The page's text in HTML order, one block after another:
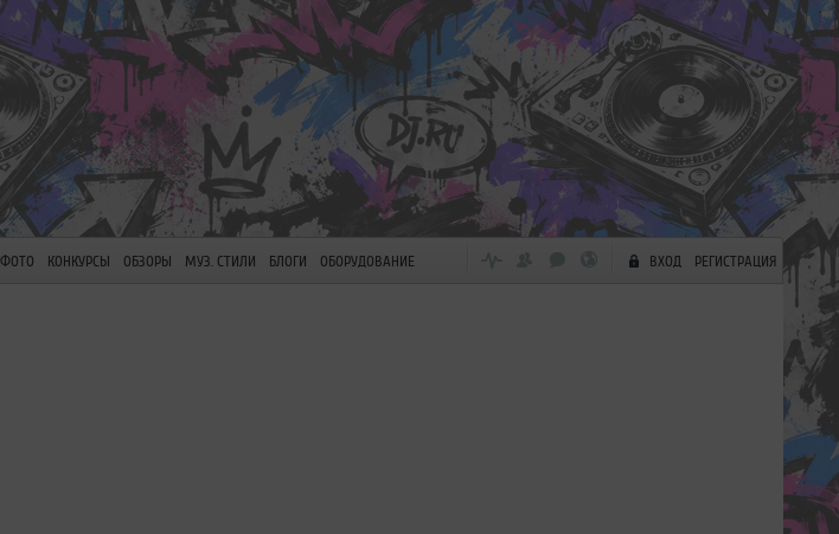
ФОТО КОНКУРСЫ ОБЗОРЫ МУЗ. СТИЛИ БЛОГИ ОБОРУДОВАНИЕ ВХОД РЕГИСТРАЦИЯ